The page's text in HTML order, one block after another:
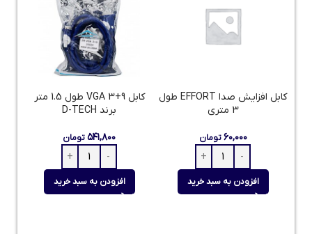
کابل افزایش صدا EFFORT طول
3 متری
۶۰,۰۰۰ تومان
افزودن به سبد خرید
کابل 9+3 VGA طول 1.5 متر
برند D-TECH
۵۴۱,۸۰۰تومان
افزودن به سبد خرید